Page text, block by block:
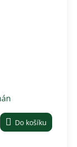
Do košíku